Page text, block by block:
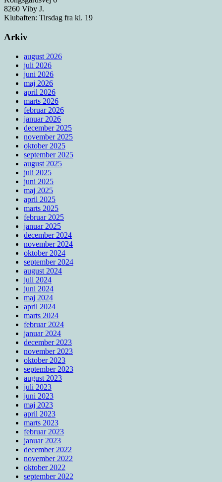
8260 Viby J.
Klubaften: Tirsdag fra kl. 19
Arkiv
august 2026
juli 2026
juni 2026
maj 2026
april 2026
marts 2026
februar 2026
januar 2026
december 2025
november 2025
oktober 2025
september 2025
august 2025
juli 2025
juni 2025
maj 2025
april 2025
marts 2025
februar 2025
januar 2025
december 2024
november 2024
oktober 2024
september 2024
august 2024
juli 2024
juni 2024
maj 2024
april 2024
marts 2024
februar 2024
januar 2024
december 2023
november 2023
oktober 2023
september 2023
august 2023
juli 2023
juni 2023
maj 2023
april 2023
marts 2023
februar 2023
januar 2023
december 2022
november 2022
oktober 2022
september 2022